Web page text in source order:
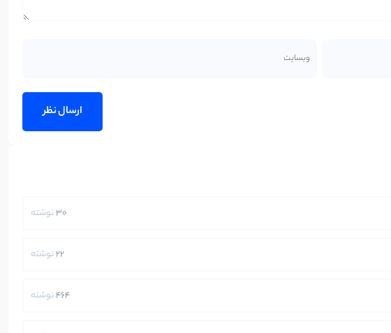
30نوشته
22نوشته
464نوشته